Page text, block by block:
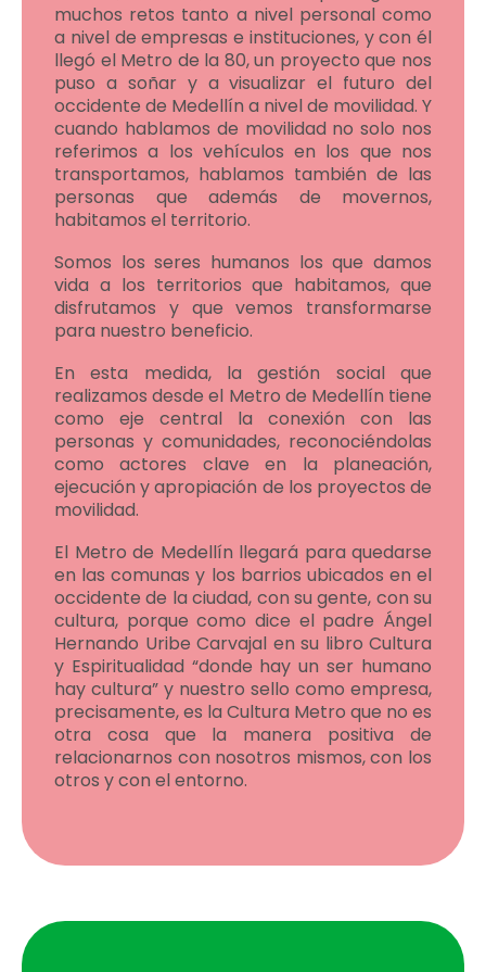
muchos retos tanto a nivel personal como
a nivel de empresas e instituciones, y con él
llegó el Metro de la 80, un proyecto que nos
puso a soñar y a visualizar el futuro del
occidente de Medellín a nivel de movilidad. Y
cuando hablamos de movilidad no solo nos
referimos a los vehículos en los que nos
transportamos, hablamos también de las
personas que además de movernos,
habitamos el territorio.
Somos los seres humanos los que damos
vida a los territorios que habitamos, que
disfrutamos y que vemos transformarse
para nuestro beneficio.
En esta medida, la gestión social que
realizamos desde el Metro de Medellín tiene
como eje central la conexión con las
personas y comunidades, reconociéndolas
como actores clave en la planeación,
ejecución y apropiación de los proyectos de
movilidad.
El Metro de Medellín llegará para quedarse
en las comunas y los barrios ubicados en el
occidente de la ciudad, con su gente, con su
cultura, porque como dice el padre Ángel
Hernando Uribe Carvajal en su libro Cultura
y Espiritualidad “donde hay un ser humano
hay cultura” y nuestro sello como empresa,
precisamente, es la Cultura Metro que no es
otra cosa que la manera positiva de
relacionarnos con nosotros mismos, con los
otros y con el entorno.